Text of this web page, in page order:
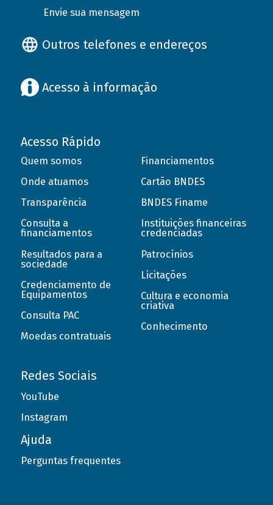
Envie sua mensagem
Outros telefones e endereços
Acesso à informação
Acesso Rápido
Quem somos
Onde atuamos
Transparência
Consulta a
financiamentos
Resultados para a
sociedade
Credenciamento de
Equipamentos
Consulta PAC
Moedas contratuais
Financiamentos
Cartão BNDES
BNDES Finame
Instituições financeiras
credenciadas
Patrocínios
Licitações
Cultura e economia
criativa
Conhecimento
Redes Sociais
YouTube
Instagram
Ajuda
Perguntas frequentes